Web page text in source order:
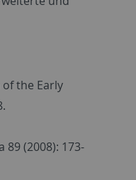
the Early
89 (2008): 173-